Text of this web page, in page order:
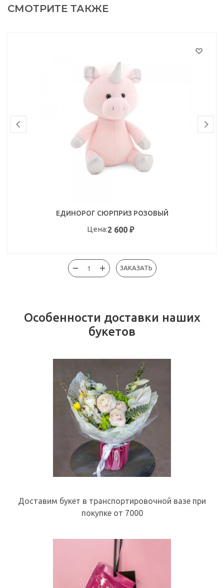
СМОТРИТЕ ТАКЖЕ
ЕДИНОРОГ СЮРПРИЗ РОЗОВЫЙ
Цена:2 600₽
ЗАКАЗАТЬ
Особенности доставки наших
букетов
Доставим букет в транспортировочной вазе при
покупке от 7000